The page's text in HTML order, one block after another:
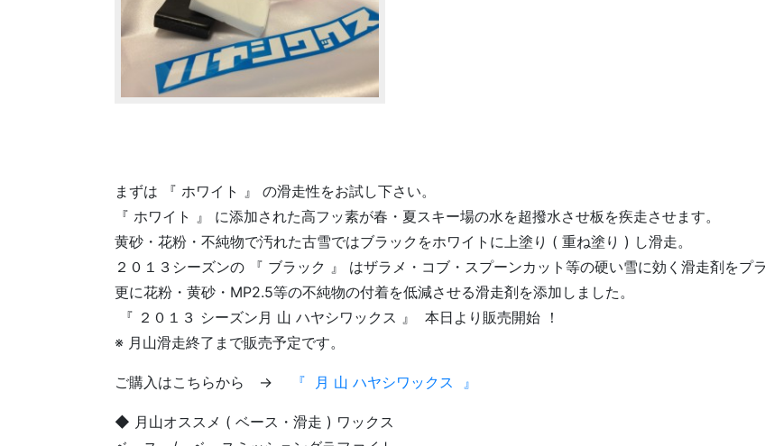
まずは 『 ホワイト 』 の滑走性をお試し下さい。
『 ホワイト 』 に添加された高フッ素が春・夏スキー場の水を超撥水させ板を疾走させます。
黄砂・花粉・不純物で汚れた古雪ではブラックをホワイトに上塗り ( 重ね塗り ) し滑走。
２０１３シーズンの 『 ブラック 』 はザラメ・コブ・スプーンカット等の硬い雪に効く滑走剤をプラ
更に花粉・黄砂・MP2.5等の不純物の付着を低減させる滑走剤を添加しました。
『 ２０１３ シーズン月 山 ハヤシワックス 』 本日より販売開始 ！
※ 月山滑走終了まで販売予定です。
ご購入はこちらから → 『 月 山 ハヤシワックス 』
◆ 月山オススメ ( ベース・滑走 ) ワックス